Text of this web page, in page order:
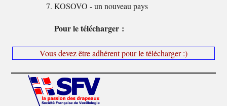
KOSOVO - un nouveau pays
Pour le télécharger :
Vous devez être adhérent pour le télécharger :)